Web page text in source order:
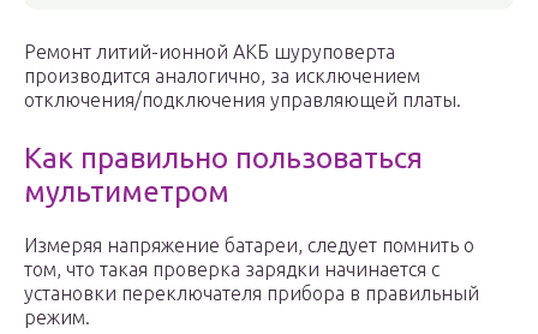
Ремонт литий-ионной АКБ шуруповерта
производится аналогично, за исключением
отключения/подключения управляющей платы.
Как правильно пользоваться
мультиметром
Измеряя напряжение батареи, следует помнить о
том, что такая проверка зарядки начинается с
установки переключателя прибора в правильный
режим.